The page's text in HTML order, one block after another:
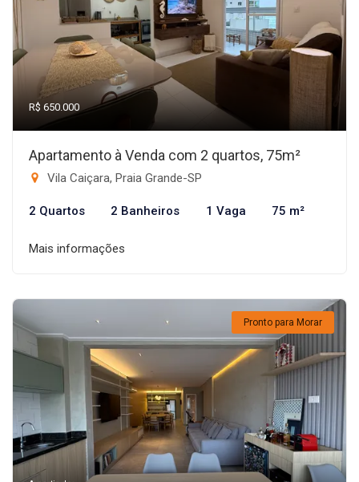
R$ 650.000
Apartamento à Venda com 2 quartos, 75m²
Vila Caiçara, Praia Grande-SP
2 Quartos 2 Banheiros 1 Vaga 75 m²
Mais informações
Pronto para Morar